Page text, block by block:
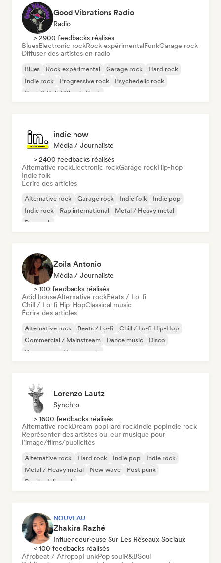
Good Vibrations Radio
Radio
> 2900 feedbacks réalisés
BluesElectronic rockRock expérimentalFunkGarage rock
Diffuser des artistes en radio
Blues Rock expérimental Garage rock
Hard rock
Indie rock
Progressive rock
Psychedelic rock
Rock & Roll / Classic Rock
indie now
Média / Journaliste
> 2400 feedbacks réalisés
Alternative rockElectronic rockGarage rockHip-hop
Indie folk
Écrire des articles
Alternative rock Garage rock Indie folk
Indie pop
Indie rock
Rap international
Metal / Heavy metal
Pop rock
Zoila Antonio
Média / Journaliste
> 100 feedbacks réalisés
Acid houseAlternative rockBeats / Lo-fi
Chill / Lo-fi Hip-HopClassical music
Écrire des articles
Alternative rock Beats / Lo-fi
Chill / Lo-fi Hip-Hop
Commercial / Mainstream
Dance music
Disco
Dream pop
House music
Lorenzo Lautz
Synchro
> 1600 feedbacks réalisés
Alternative rockDream popHard rockIndie popIndie rock
Représenter des artistes ou leur musique pour
l’image/films/publicités
Alternative rock Hard rock Indie pop
Indie rock
Metal / Heavy metal
New wave
Post punk
Psychedelic rock
NOUVEAU
Zhakira Razhé
Influenceur·euse Sur Les Réseaux Sociaux
< 100 feedbacks réalisés
Afrobeat / AfropopFunkPop soulR&BSoul